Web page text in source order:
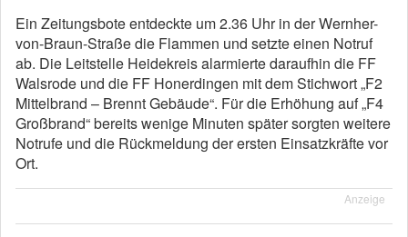
Ein Zeitungsbote entdeckte um 2.36 Uhr in der Wernher-
von-Braun-Straße die Flammen und setzte einen Notruf
ab. Die Leitstelle Heidekreis alarmierte daraufhin die FF
Walsrode und die FF Honerdingen mit dem Stichwort „F2
Mittelbrand – Brennt Gebäude“. Für die Erhöhung auf „F4
Großbrand“ bereits wenige Minuten später sorgten weitere
Notrufe und die Rückmeldung der ersten Einsatzkräfte vor
Ort.
Anzeige